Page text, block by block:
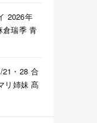
2026年
倉瑞季 青
21・28 合
リ姉妹 髙